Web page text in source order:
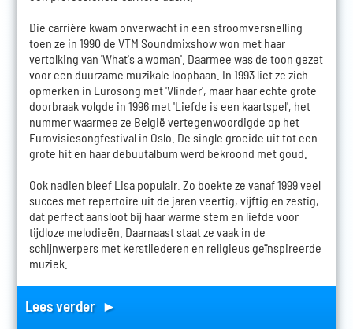
Die carrière kwam onverwacht in een stroomversnelling
toen ze in 1990 de VTM Soundmixshow won met haar
vertolking van 'What's a woman'. Daarmee was de toon gezet
voor een duurzame muzikale loopbaan. In 1993 liet ze zich
opmerken in Eurosong met 'Vlinder', maar haar echte grote
doorbraak volgde in 1996 met 'Liefde is een kaartspel', het
nummer waarmee ze België vertegenwoordigde op het
Eurovisiesongfestival in Oslo. De single groeide uit tot een
grote hit en haar debuutalbum werd bekroond met goud.
Ook nadien bleef Lisa populair. Zo boekte ze vanaf 1999 veel
succes met repertoire uit de jaren veertig, vijftig en zestig,
dat perfect aansloot bij haar warme stem en liefde voor
tijdloze melodieën. Daarnaast staat ze vaak in de
schijnwerpers met kerstliederen en religieus geïnspireerde
muziek.
Lees verder ►